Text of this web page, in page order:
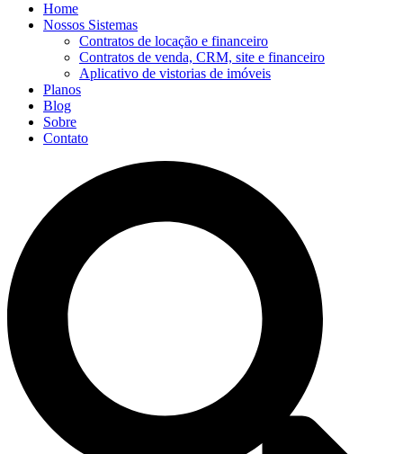
Home
Nossos Sistemas
Contratos de locação e financeiro
Contratos de venda, CRM, site e financeiro
Aplicativo de vistorias de imóveis
Planos
Blog
Sobre
Contato